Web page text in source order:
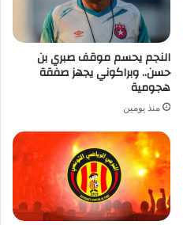
النجم يحسم موقف صبري بن
حسن.. وبراكوني يجهز صفقة
هجومية
منذ يومين